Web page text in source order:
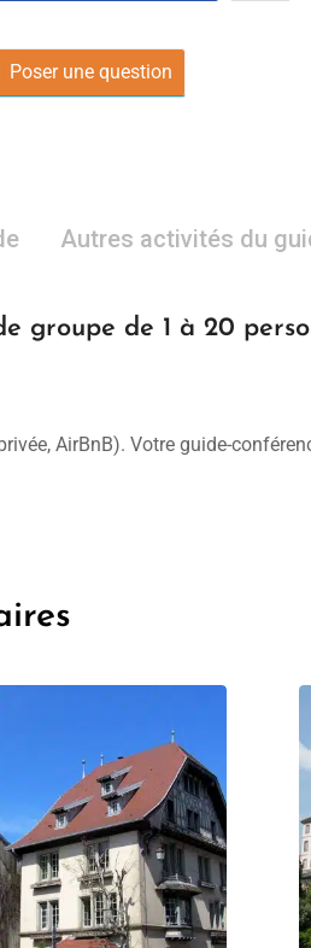
Poser une question
Autres activités du
groupe de 1 à 20
AirBnB). Votre guide-